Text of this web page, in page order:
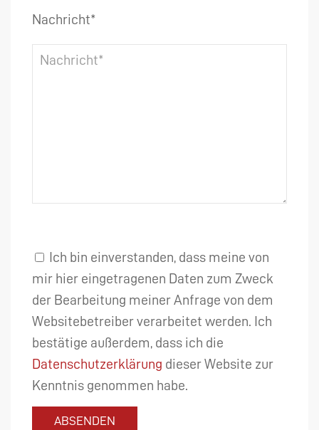
Nachricht*
Ich bin einverstanden, dass meine von
mir hier eingetragenen Daten zum Zweck
der Bearbeitung meiner Anfrage von dem
Websitebetreiber verarbeitet werden. Ich
bestätige außerdem, dass ich die
Datenschutzerklärung dieser Website zur
Kenntnis genommen habe.
ABSENDEN